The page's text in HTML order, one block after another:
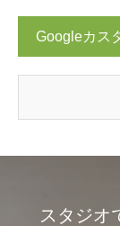
Googleカス
スタジオ